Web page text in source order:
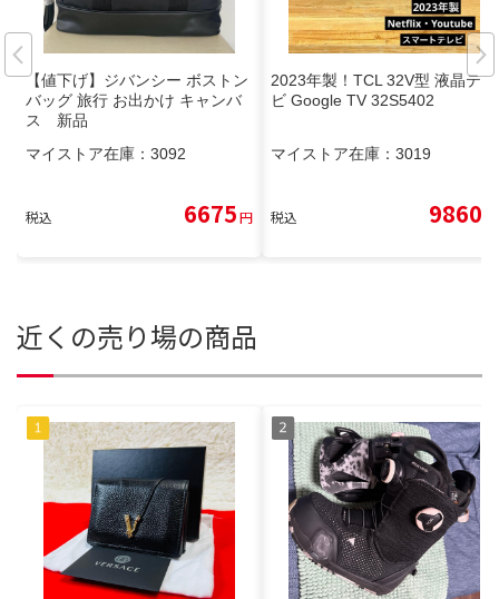
【値下げ】ジバンシー ボストン
バッグ 旅行 お出かけ キャンバ
ス 新品
マイストア在庫： 3092
税込 6675円
2023年製！TCL 32V型 液晶テレ
ビ Google TV 32S5402
マイストア在庫： 3019
税込 9860
近くの売り場の商品